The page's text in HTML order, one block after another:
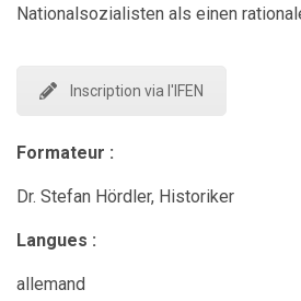
Nationalsozialisten als einen
Inscription via l'IFEN
Formateur :
Dr. Stefan Hördler, Historiker
Langues :
allemand